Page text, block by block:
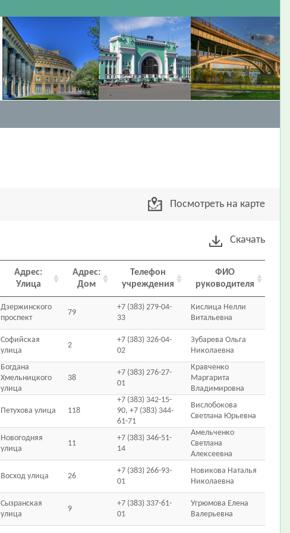
Посмотреть на карте
Скачать
Адрес:
Улица
Адрес:
Дом
Телефон
учреждения
ФИО
руководителя
Дзержинского
проспект
79
+7 (383) 279-04-
33
Кислица Нелли
Витальевна
Софийская
улица
2
+7 (383) 326-04-
02
Зубарева Ольга
Николаевна
Богдана
Хмельницкого
улица
38
+7 (383) 276-27-
01
Кравченко
Маргарита
Владимировна
Петухова улица 118
+7 (383) 342-15-
90, +7 (383) 344-
61-71
Вислобокова
Светлана Юрьевна
Новогодняя
улица
11
+7 (383) 346-51-
14
Амельченко
Светлана
Алексеевна
Восход улица 26
+7 (383) 266-93-
01
Новикова Наталья
Николаевна
Сызранская
улица
9
+7 (383) 337-61-
01
Угрюмова Елена
Валерьевна